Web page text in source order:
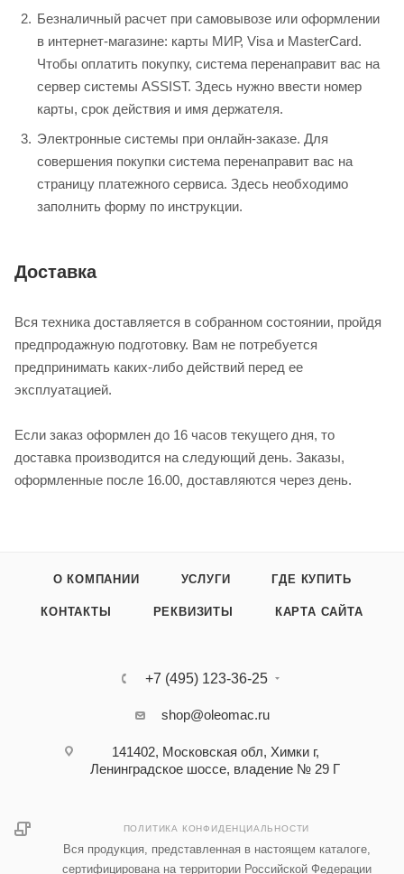
Безналичный расчет при самовывозе или оформлении
в интернет-магазине: карты МИР, Visa и MasterCard.
Чтобы оплатить покупку, система перенаправит вас на
сервер системы ASSIST. Здесь нужно ввести номер
карты, срок действия и имя держателя.
Электронные системы при онлайн-заказе. Для
совершения покупки система перенаправит вас на
страницу платежного сервиса. Здесь необходимо
заполнить форму по инструкции.
Доставка
Вся техника доставляется в собранном состоянии, пройдя
предпродажную подготовку. Вам не потребуется
предпринимать каких-либо действий перед ее
эксплуатацией.
Если заказ оформлен до 16 часов текущего дня, то
доставка производится на следующий день. Заказы,
оформленные после 16.00, доставляются через день.
О КОМПАНИИ УСЛУГИ ГДЕ КУПИТЬ
КОНТАКТЫ РЕКВИЗИТЫ КАРТА САЙТА
+7 (495) 123-36-25‬
shop@oleomac.ru
141402, Московская обл, Химки г,
Ленинградское шоссе, владение № 29 Г
ПОЛИТИКА КОНФИДЕНЦИАЛЬНОСТИ
Вся продукция, представленная в настоящем каталоге,
сертифицирована на территории Российской Федерации